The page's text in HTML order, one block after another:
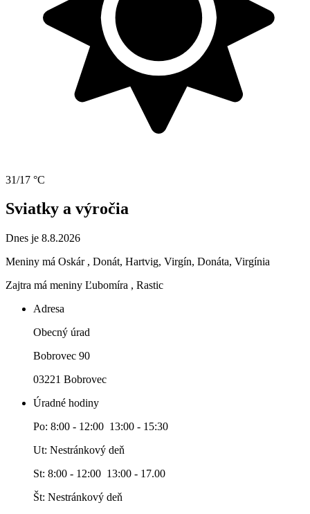
31/17 °C
Sviatky a výročia
Dnes je 8.8.2026
Meniny má Oskár , Donát, Hartvig, Virgín, Donáta, Virgínia
Zajtra má meniny Ľubomíra , Rastic
Adresa
Obecný úrad
Bobrovec 90
03221 Bobrovec
Úradné hodiny
Po: 8:00 - 12:00 13:00 - 15:30
Ut: Nestránkový deň
St: 8:00 - 12:00 13:00 - 17.00
Št: Nestránkový deň